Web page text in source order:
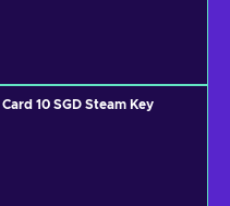
10 SGD Steam Key